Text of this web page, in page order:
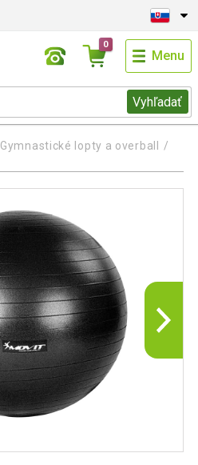
Vyhľadať
0
Menu
Gymnastické lopty a overball